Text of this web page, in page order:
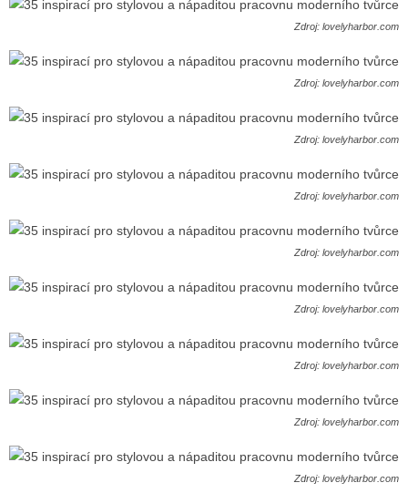
Zdroj: lovelyharbor.com
Zdroj: lovelyharbor.com
Zdroj: lovelyharbor.com
Zdroj: lovelyharbor.com
Zdroj: lovelyharbor.com
Zdroj: lovelyharbor.com
Zdroj: lovelyharbor.com
Zdroj: lovelyharbor.com
Zdroj: lovelyharbor.com